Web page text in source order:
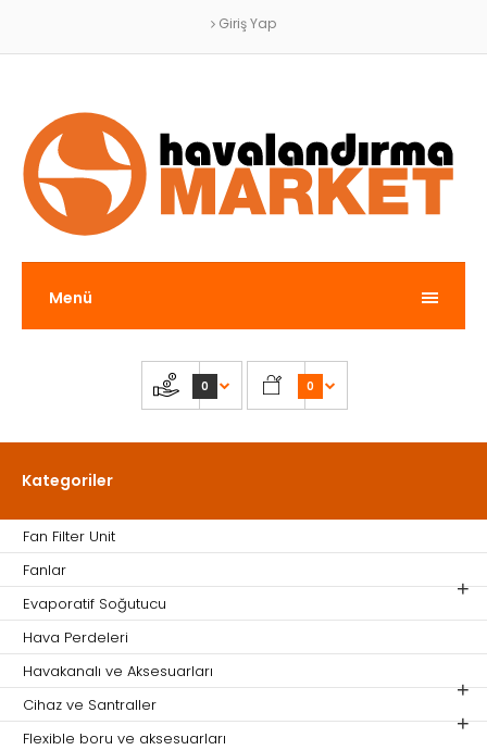
Giriş Yap
Menü
0 0
Kategoriler
Fan Filter Unit
Fanlar
Evaporatif Soğutucu
Hava Perdeleri
Havakanalı ve Aksesuarları
Cihaz ve Santraller
Flexible boru ve aksesuarları